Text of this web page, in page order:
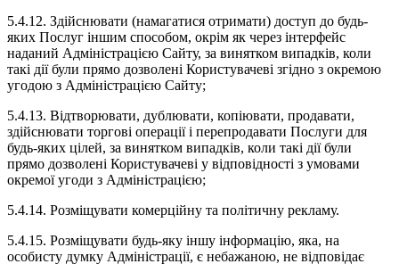
5.4.12. Здійснювати (намагатися отримати) доступ до будь-
яких Послуг іншим способом, окрім як через інтерфейс
наданий Адміністрацією Сайту, за винятком випадків, коли
такі дії були прямо дозволені Користувачеві згідно з окремою
угодою з Адміністрацією Сайту;
5.4.13. Відтворювати, дублювати, копіювати, продавати,
здійснювати торгові операції і перепродавати Послуги для
будь-яких цілей, за винятком випадків, коли такі дії були
прямо дозволені Користувачеві у відповідності з умовами
окремої угоди з Адміністрацією;
5.4.14. Розміщувати комерційну та політичну рекламу.
5.4.15. Розміщувати будь-яку іншу інформацію, яка, на
особисту думку Адміністрації, є небажаною, не відповідає